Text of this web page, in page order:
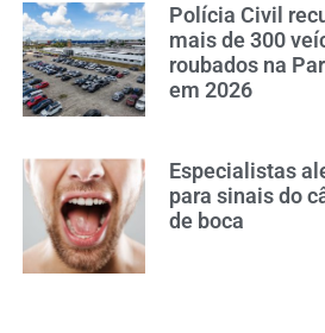
Polícia Civil
mais de 300
roubados na
em 2026
Especialistas
para sinais do
de boca